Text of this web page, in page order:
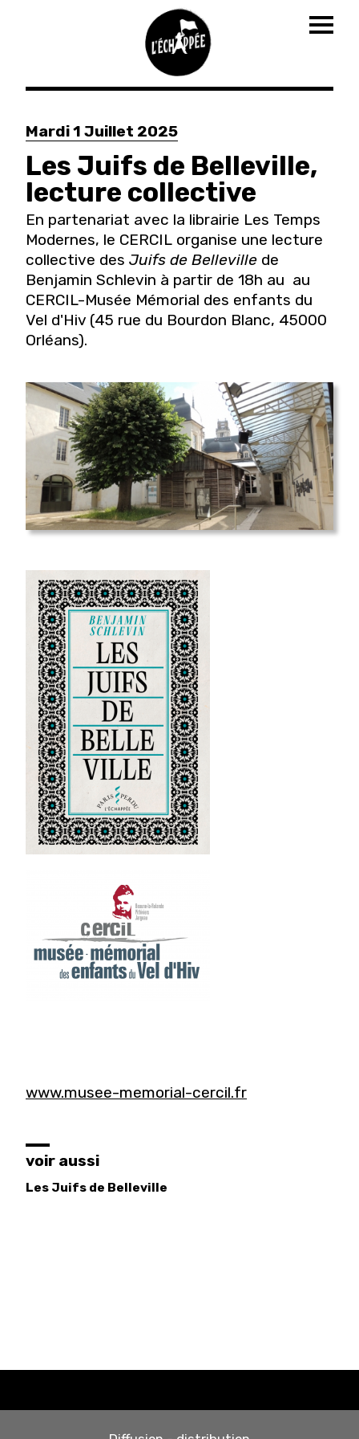
Aller
contenu
principal
Mardi 1 Juillet 2025
Les Juifs de Belleville,
lecture collective
En partenariat avec la librairie Les Temps
Modernes, le CERCIL organise une lecture
collective des Juifs de Belleville de
Benjamin Schlevin à partir de 18h au au
CERCIL-Musée Mémorial des enfants du
Vel d'Hiv (45 rue du Bourdon Blanc, 45000
Orléans).
www.musee-memorial-cercil.fr
voir aussi
Les Juifs de Belleville